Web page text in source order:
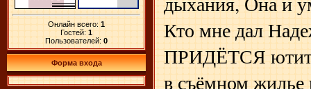
Онлайн всего: 1
Гостей: 1
Пользователей: 0
Форма входа
Кто мне дал
ПРИДЁТСЯ
в съёмном